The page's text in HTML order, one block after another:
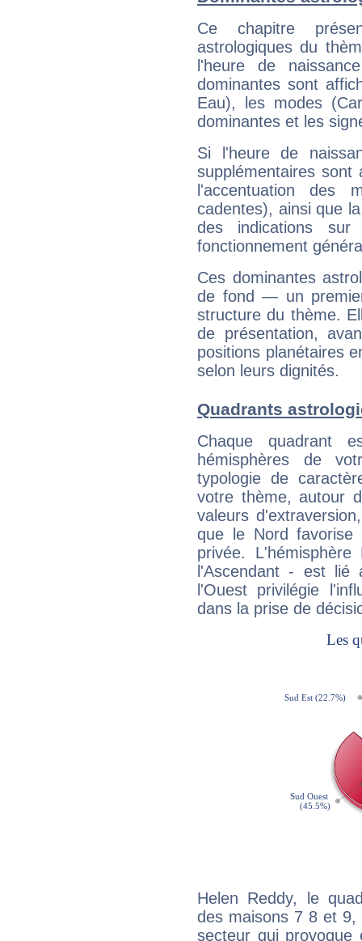
Ce chapitre
astrologiques du
l'heure de
dominantes sont
Eau), les modes
dominantes et les
Si l'heure de
supplémentaires sont
l'accentuation des
cadentes), ainsi que
des indications sur
fonctionnement
Ces dominantes
de fond — un
structure du thème.
de présentation,
positions planétaires
selon leurs dignités.
Quadrants
Chaque quadrant
hémisphères de
typologie de
votre thème, autour
valeurs
que le Nord favorise
privée.
l'Ascendant - est
l'Ouest privilégie
dans la prise de
Helen Reddy, le
des maisons 7 8 et
secteur qui provoque